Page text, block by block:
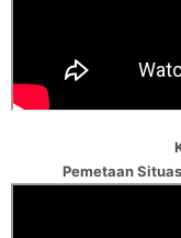
Pemetaan